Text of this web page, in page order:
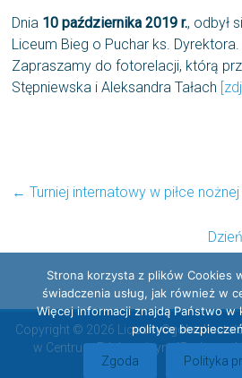
Dnia 10 października 2019 r., odbył
Liceum Bieg o Puchar ks.
Zapraszamy do fotorelacji, którą
Stępniewska i Aleksandra Tałach
← Turniej internatowy w piłce nożnej
Copyright © 2026 Liceum
w Centrum Edukacyjnym "Radosna
reserved.
Strona korzysta z plików Cookies
świadczenia usług, jak również w
Więcej informacji znajdą Państwo w
polityce
Zgoda Polityka